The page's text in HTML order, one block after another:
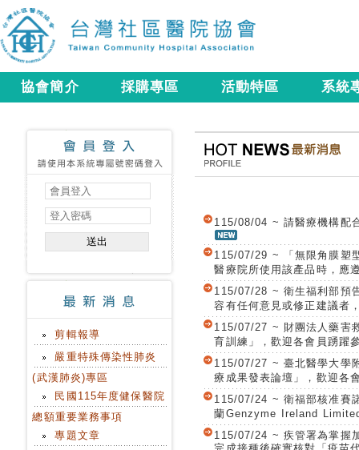
協會簡介 採購專區 活動特區 系統
剪輯報導
嚴重特殊傳染性肺炎
(武漢肺炎)專區
民國115年度健保醫院
總額重要業務事項
專題文章
115/08/04 ~ 請醫療機構配
115/07/29 ~ 「無限角膜塑
醫療院所使用該產品時，應
115/07/28 ~ 衛生福利部預
容有任何意見或修正建議者
115/07/27 ~ 財團法人藥害
育訓練」，歡迎各會員踴躍
115/07/27 ~ 臺北醫學大學
療成果發表論壇」，歡迎各
115/07/24 ~ 衛福部核准賽
蘭Genzyme Ireland
115/07/24 ~ 疾管署為掌握